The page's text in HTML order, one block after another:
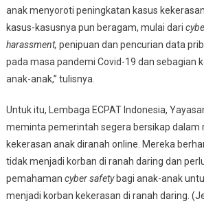
anak menyoroti peningkatan kasus
kasus-kasusnya pun beragam, mulai dari
harassment, penipuan dan pencurian data
pada masa pandemi Covid-19 dan sebagian
anak-anak,” tulisnya.
Untuk itu, Lembaga ECPAT Indonesia,
meminta pemerintah segera bersikap dalam
kekerasan anak diranah online. Mereka
tidak menjadi korban di ranah daring dan
pemahaman cyber safetybagi anak-anak
menjadi korban kekerasan di ranah daring.